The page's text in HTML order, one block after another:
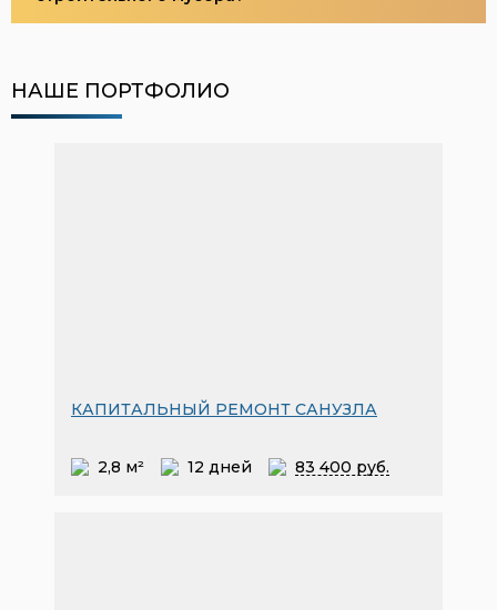
НАШЕ ПОРТФОЛИО
КАПИТАЛЬНЫЙ РЕМОНТ САНУЗЛА
2,8 м² 12 дней 83 400 руб.